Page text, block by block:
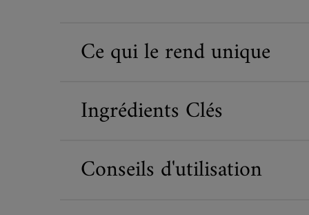
Ce qui le rend unique
Ingrédients Clés
Conseils d'utilisation